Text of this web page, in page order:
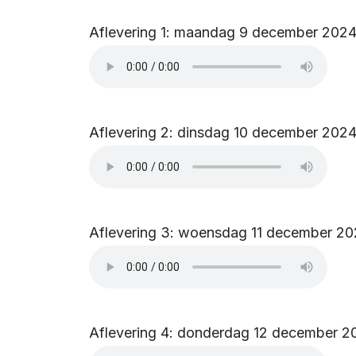
Aflevering 1: maandag 9 december 2024
Aflevering 2: dinsdag 10 december 2024
Aflevering 3: woensdag 11 december
Aflevering 4: donderdag 12 december